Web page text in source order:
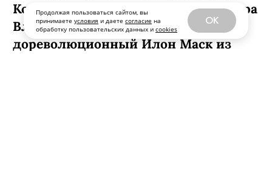
Продолжая пользоваться сайтом, вы
принимаете условия и даете согласие на
обработку пользовательских данных и cookies
OK
Колокольников (по версии режиссера
Владимира Беседина) —
дореволюционный Илон Маск из